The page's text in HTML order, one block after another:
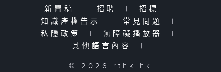
新聞稿 | 招聘 | 招標
|
知識產權告示
| 常見問題
|
私隱政策
| 無障礙播放器
|
其他語言內容
|
© 2026 rthk.hk